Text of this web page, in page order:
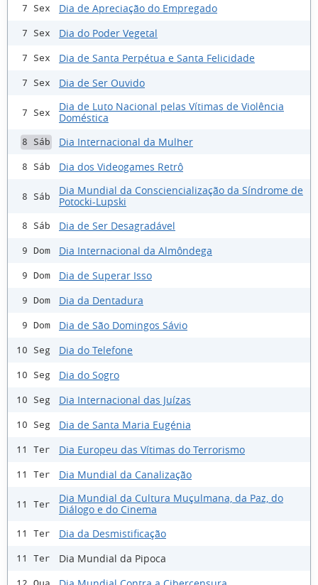
7 Sex Dia de Apreciação do Empregado
7 Sex Dia do Poder Vegetal
7 Sex Dia de Santa Perpétua e Santa Felicidade
7 Sex Dia de Ser Ouvido
7 Sex
Dia de Luto Nacional pelas Vítimas de Violência
Doméstica
8 Sáb Dia Internacional da Mulher
8 Sáb Dia dos Videogames Retrô
8 Sáb
Dia Mundial da Consciencialização da Síndrome de
Potocki-Lupski
8 Sáb Dia de Ser Desagradável
9 Dom Dia Internacional da Almôndega
9 Dom Dia de Superar Isso
9 Dom Dia da Dentadura
9 Dom Dia de São Domingos Sávio
10 Seg Dia do Telefone
10 Seg Dia do Sogro
10 Seg Dia Internacional das Juízas
10 Seg Dia de Santa Maria Eugénia
11 Ter Dia Europeu das Vítimas do Terrorismo
11 Ter Dia Mundial da Canalização
11 Ter
Dia Mundial da Cultura Muçulmana, da Paz, do
Diálogo e do Cinema
11 Ter Dia da Desmistificação
11 Ter Dia Mundial da Pipoca